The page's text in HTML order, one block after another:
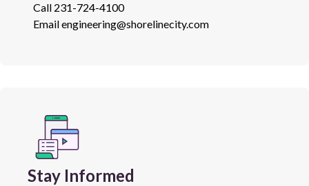
Call 231-724-4100
Emailengineering@shorelinecity.com
Stay Informed